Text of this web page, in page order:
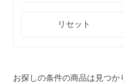
リセット
お探しの条件の商品は見つか